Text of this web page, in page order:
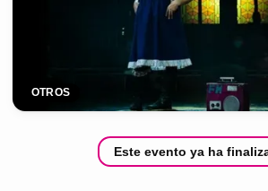
OTROS
Este evento ya ha